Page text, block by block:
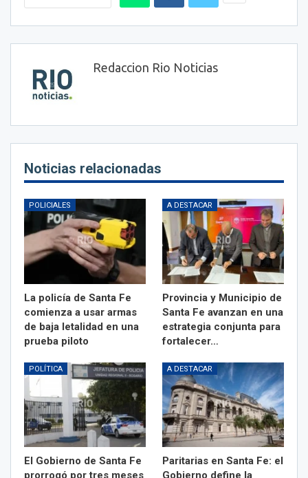
Redaccion Rio Noticias
Noticias relacionadas
POLICIALES
La policía de Santa Fe
comienza a usar armas
de baja letalidad en una
prueba piloto
A DESTACAR
Provincia y Municipio de
Santa Fe avanzan en una
estrategia conjunta para
fortalecer…
POLÍTICA
El Gobierno de Santa Fe
A DESTACAR
Paritarias en Santa Fe: el